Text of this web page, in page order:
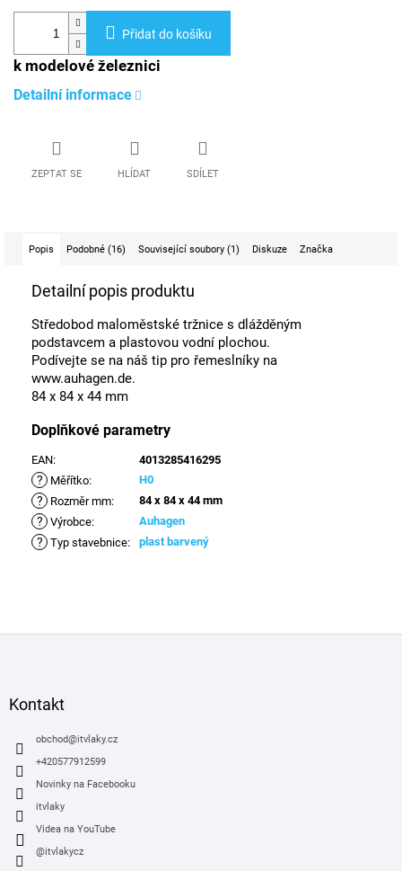
Přidat do košíku
k modelové železnici
Detailní informace
ZEPTAT SE HLÍDAT SDÍLET
Popis Podobné (16) Související soubory (1) Diskuze Značka
Detailní popis produktu
Středobod maloměstské tržnice s dlážděným
podstavcem a plastovou vodní plochou.
Podívejte se na náš tip pro řemeslníky na
www.auhagen.de.
84 x 84 x 44 mm
Doplňkové parametry
EAN: 4013285416295
? Měřítko: H0
? Rozměr mm: 84 x 84 x 44 mm
? Výrobce: Auhagen
? Typ stavebnice: plast barvený
Kontakt
obchod@itvlaky.cz
+420577912599
Novinky na Facebooku
itvlaky
Videa na YouTube
@itvlakycz